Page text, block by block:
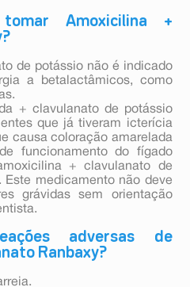
Amoxicilina +
de potássio não é indicado
a betalactâmicos, como
+ clavulanato de potássio
que já tiveram icterícia
causa coloração amarelada
funcionamento do fígado
+ clavulanato de
medicamento não deve
grávidas sem orientação
adversas de
Ranbaxy?